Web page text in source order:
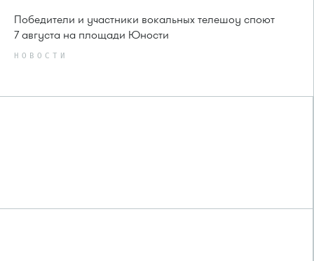
Победители и участники вокальных телешоу споют
7 августа на площади Юности
НОВОСТИ